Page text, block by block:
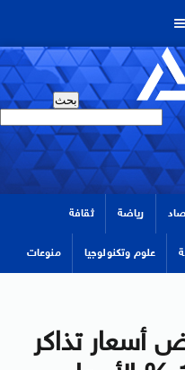
رياضة ثقافة
علوم وتكنولوجيا منوعات
أسعار تذاكر